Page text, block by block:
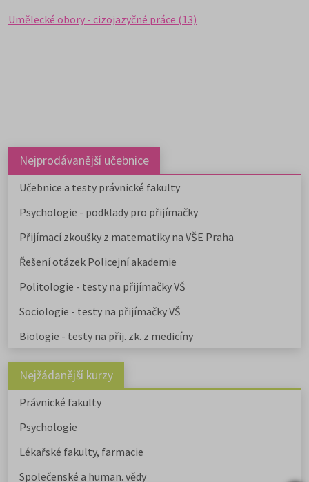
Umělecké obory - cizojazyčné práce (13)
Nejprodávanější učebnice
Učebnice a testy právnické fakulty
Psychologie - podklady pro přijímačky
Přijímací zkoušky z matematiky na VŠE Praha
Řešení otázek Policejní akademie
Politologie - testy na přijímačky VŠ
Sociologie - testy na přijímačky VŠ
Biologie - testy na přij. zk. z medicíny
Nejžádanější kurzy
Právnické fakulty
Psychologie
Lékařské fakulty, farmacie
Společenské a human. vědy